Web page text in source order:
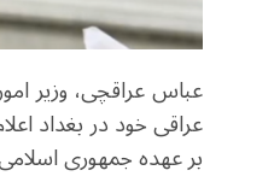
عراقی خود در بغداد
بر عهده جمهوری